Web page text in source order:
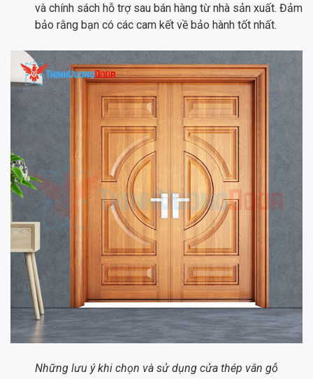
và chính sách hỗ trợ sau bán hàng từ nhà sản xuất. Đảm
bảo rằng bạn có các cam kết về bảo hành tốt nhất.
Những lưu ý khi chọn và sử dụng cửa thép vân gỗ